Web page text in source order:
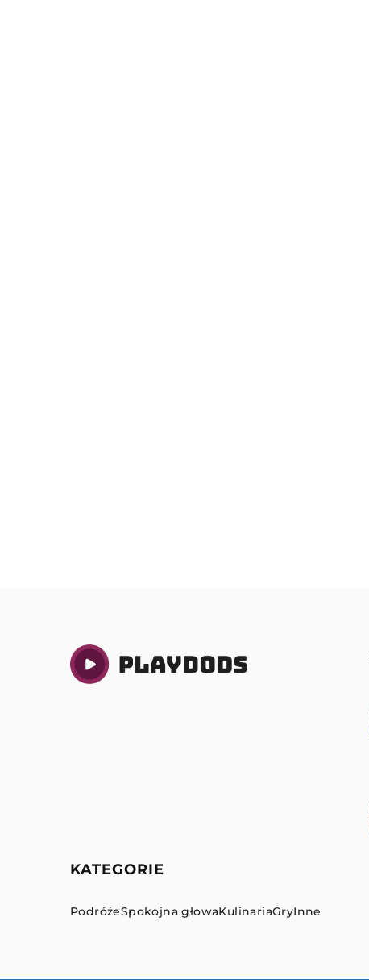
KATEGORIE
PodróżeSpokojna głowaKulinariaGryInne